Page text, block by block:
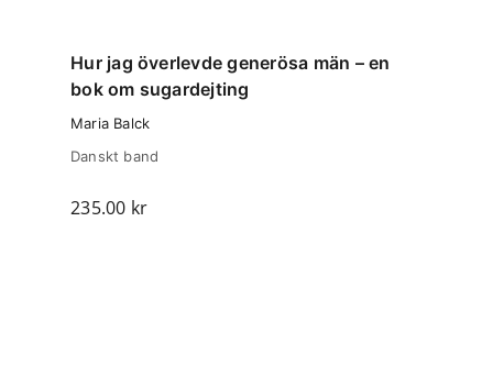
Hur jag överlevde generösa män – en
bok om sugardejting
Maria Balck
Danskt band
235.00 kr